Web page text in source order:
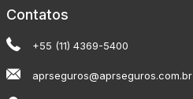
Contatos
+55 (11) 4369-5400
aprseguros@aprseguros.com.br